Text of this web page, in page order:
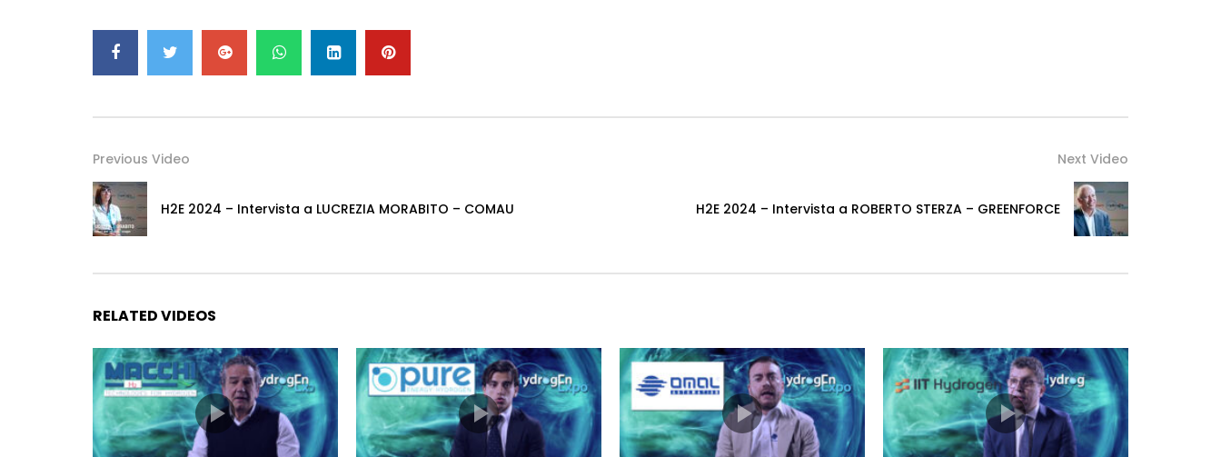
Previous Video
H2E 2024 – Intervista a LUCREZIA MORABITO – COMAU
Next Video
H2E 2024 – Intervista a ROBERTO STERZA – GREENFORCE
RELATED VIDEOS